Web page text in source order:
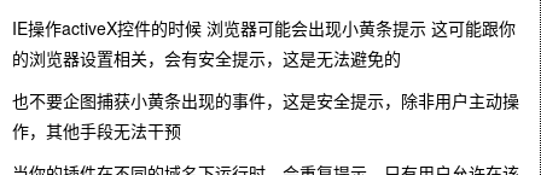
IE操作activeX控件的时候 浏览器可能会出现小黄条提示 这可能跟你
的浏览器设置相关，会有安全提示，这是无法避免的
也不要企图捕获小黄条出现的事件，这是安全提示，除非用户主动操
作，其他手段无法干预